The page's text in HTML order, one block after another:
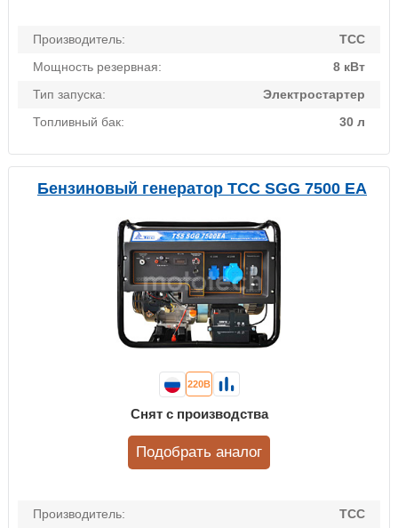
Производитель:
ТСС
Мощность резервная:
8 кВт
Тип запуска:
Электростартер
Топливный бак:
30 л
Бензиновый генератор ТСС SGG 7500 ЕA
Производитель:
ТСС
220В
Снят с производства
Подобрать аналог